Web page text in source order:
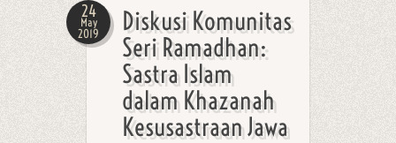
24
May
2019
Diskusi Komunitas
Seri Ramadhan:
Sastra Islam
dalam Khazanah
Kesusastraan Jawa